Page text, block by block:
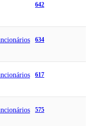
642
634
617
575